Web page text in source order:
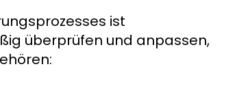
ist
überprüfen und anpassen,